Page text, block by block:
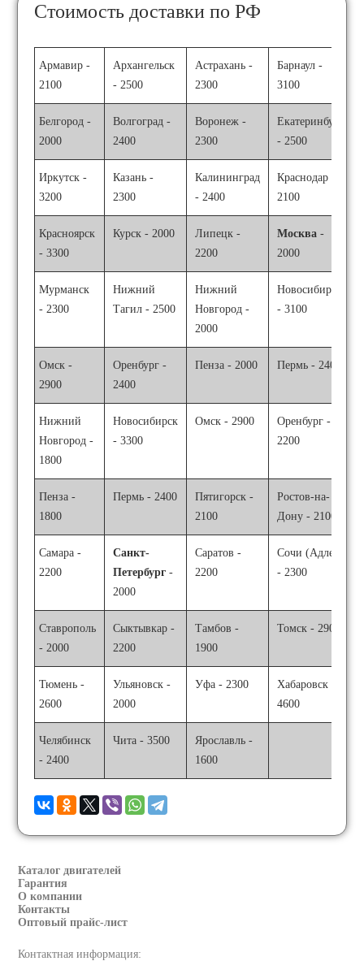
Стоимость доставки по РФ
Армавир -
2100
Архангельск
- 2500
Астрахань -
2300
Барнаул -
3100
Белгород -
2000
Волгоград -
2400
Воронеж -
2300
Екатеринбург
- 2500
Иркутск -
3200
Казань -
2300
Калининград
- 2400
Краснодар -
2100
Красноярск
- 3300
Курск - 2000
Липецк -
2200
Москва -
2000
Мурманск
- 2300
Нижний
Тагил - 2500
Нижний
Новгород -
2000
Новосибирск
- 3100
Омск -
2900
Оренбург -
2400
Пенза - 2000 Пермь - 2400
Нижний
Новгород -
1800
Новосибирск
- 3300
Омск - 2900
Оренбург -
2200
Пенза -
1800
Пермь - 2400
Пятигорск -
2100
Ростов-на-
Дону - 2100
Самара -
2200
Санкт-
Петербург -
2000
Саратов -
2200
Сочи (Адлер)
- 2300
Ставрополь
- 2000
Сыктывкар -
2200
Тамбов -
1900
Томск - 2900
Тюмень -
2600
Ульяновск -
2000
Уфа - 2300
Хабаровск -
4600
Челябинск
- 2400
Чита - 3500
Ярославль -
1600
Каталог двигателей
Гарантия
О компании
Контакты
Оптовый прайс-лист
Контактная информация: